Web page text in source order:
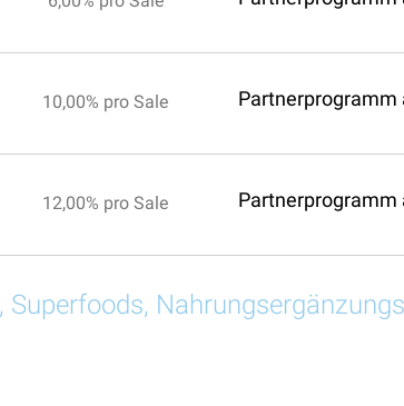
10,00% pro Sale Partnerprogramm
12,00% pro Sale Partnerprogramm